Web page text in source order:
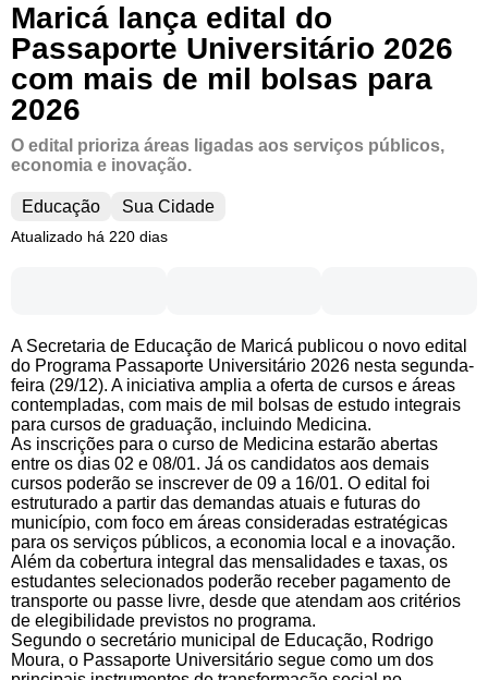
Maricá lança edital do
Passaporte Universitário 2026
com mais de mil bolsas para
2026
O edital prioriza áreas ligadas aos serviços públicos,
economia e inovação.
Educação Sua Cidade
Atualizado há 220 dias
A Secretaria de Educação de Maricá publicou o novo edital
do Programa Passaporte Universitário 2026 nesta segunda-
feira (29/12). A iniciativa amplia a oferta de cursos e áreas
contempladas, com mais de mil bolsas de estudo integrais
para cursos de graduação, incluindo Medicina.
As inscrições para o curso de Medicina estarão abertas
entre os dias 02 e 08/01. Já os candidatos aos demais
cursos poderão se inscrever de 09 a 16/01. O edital foi
estruturado a partir das demandas atuais e futuras do
município, com foco em áreas consideradas estratégicas
para os serviços públicos, a economia local e a inovação.
Além da cobertura integral das mensalidades e taxas, os
estudantes selecionados poderão receber pagamento de
transporte ou passe livre, desde que atendam aos critérios
de elegibilidade previstos no programa.
Segundo o secretário municipal de Educação, Rodrigo
Moura, o Passaporte Universitário segue como um dos